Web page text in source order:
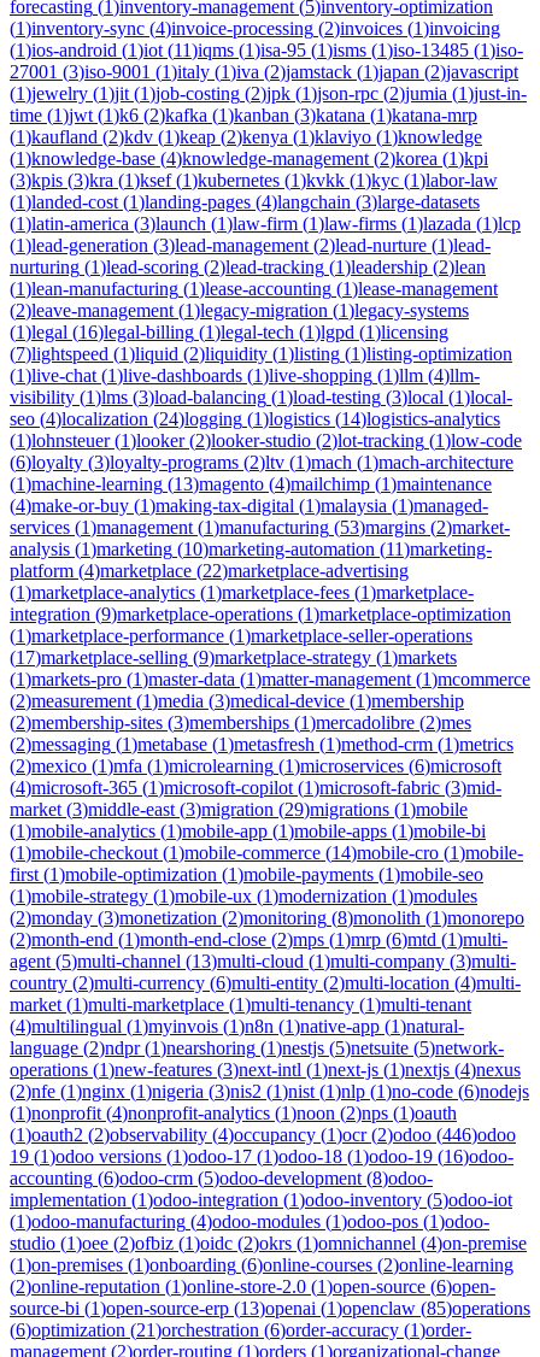
forecasting (1)inventory-management (5)inventory-optimization
(1)inventory-sync (4)invoice-processing (2)invoices (1)invoicing
(1)ios-android (1)iot (11)iqms (1)isa-95 (1)isms (1)iso-13485 (1)iso-
27001 (3)iso-9001 (1)italy (1)iva (2)jamstack (1)japan (2)javascript
(1)jewelry (1)jit (1)job-costing (2)jpk (1)json-rpc (2)jumia (1)just-in-
time (1)jwt (1)k6 (2)kafka (1)kanban (3)katana (1)katana-mrp
(1)kaufland (2)kdv (1)keap (2)kenya (1)klaviyo (1)knowledge
(1)knowledge-base (4)knowledge-management (2)korea (1)kpi
(3)kpis (3)kra (1)ksef(1)kubernetes (1)kvkk (1)kyc (1)labor-law
(1)landed-cost (1)landing-pages (4)langchain (3)large-datasets
(1)latin-america (3)launch (1)law-firm (1)law-firms (1)lazada (1)lcp
(1)lead-generation (3)lead-management (2)lead-nurture (1)lead-
nurturing (1)lead-scoring (2)lead-tracking (1)leadership (2)lean
(1)lean-manufacturing (1)lease-accounting (1)lease-management
(2)leave-management (1)legacy-migration (1)legacy-systems
(1)legal (16)legal-billing (1)legal-tech (1)lgpd (1)licensing
(7)lightspeed (1)liquid (2)liquidity (1)listing (1)listing-optimization
(1)live-chat (1)live-dashboards (1)live-shopping (1)llm (4)llm-
visibility (1)lms (3)load-balancing (1)load-testing (3)local (1)local-
seo (4)localization (24)logging (1)logistics (14)logistics-analytics
(1)lohnsteuer(1)looker(2)looker-studio (2)lot-tracking (1)low-code
(6)loyalty (3)loyalty-programs (2)ltv (1)mach (1)mach-architecture
(1)machine-learning (13)magento (4)mailchimp (1)maintenance
(4)make-or-buy (1)making-tax-digital (1)malaysia (1)managed-
services (1)management (1)manufacturing (53)margins (2)market-
analysis (1)marketing (10)marketing-automation (11)marketing-
platform (4)marketplace (22)marketplace-advertising
(1)marketplace-analytics (1)marketplace-fees (1)marketplace-
integration (9)marketplace-operations (1)marketplace-optimization
(1)marketplace-performance (1)marketplace-seller-operations
(17)marketplace-selling (9)marketplace-strategy (1)markets
(1)markets-pro (1)master-data (1)matter-management (1)mcommerce
(2)measurement (1)media (3)medical-device (1)membership
(2)membership-sites (3)memberships (1)mercadolibre (2)mes
(2)messaging (1)metabase (1)metasfresh (1)method-crm (1)metrics
(2)mexico (1)mfa (1)microlearning (1)microservices (6)microsoft
(4)microsoft-365 (1)microsoft-copilot (1)microsoft-fabric (3)mid-
market (3)middle-east (3)migration (29)migrations (1)mobile
(1)mobile-analytics (1)mobile-app (1)mobile-apps (1)mobile-bi
(1)mobile-checkout (1)mobile-commerce (14)mobile-cro (1)mobile-
first (1)mobile-optimization (1)mobile-payments (1)mobile-seo
(1)mobile-strategy (1)mobile-ux (1)modernization (1)modules
(2)monday (3)monetization (2)monitoring (8)monolith (1)monorepo
(2)month-end (1)month-end-close (2)mps (1)mrp (6)mtd (1)multi-
agent (5)multi-channel (13)multi-cloud (1)multi-company (3)multi-
country (2)multi-currency (6)multi-entity (2)multi-location (4)multi-
market (1)multi-marketplace (1)multi-tenancy (1)multi-tenant
(4)multilingual (1)myinvois (1)n8n (1)native-app (1)natural-
language (2)ndpr(1)nearshoring (1)nestjs (5)netsuite (5)network-
operations (1)new-features (3)next-intl (1)next-js (1)nextjs (4)nexus
(2)nfe (1)nginx (1)nigeria (3)nis2 (1)nist (1)nlp (1)no-code (6)nodejs
(1)nonprofit (4)nonprofit-analytics (1)noon (2)nps (1)oauth
(1)oauth2 (2)observability (4)occupancy (1)ocr(2)odoo (446)odoo
19 (1)odoo versions (1)odoo-17 (1)odoo-18 (1)odoo-19 (16)odoo-
accounting (6)odoo-crm (5)odoo-development (8)odoo-
implementation (1)odoo-integration (1)odoo-inventory (5)odoo-iot
(1)odoo-manufacturing (4)odoo-modules (1)odoo-pos (1)odoo-
studio (1)oee (2)ofbiz (1)oidc (2)okrs (1)omnichannel (4)on-premise
(1)on-premises (1)onboarding (6)online-courses (2)online-learning
(2)online-reputation (1)online-store-2.0 (1)open-source (6)open-
source-bi (1)open-source-erp (13)openai (1)openclaw (85)operations
(6)optimization (21)orchestration (6)order-accuracy (1)order-
management (2)order-routing (1)orders (1)organizational-change